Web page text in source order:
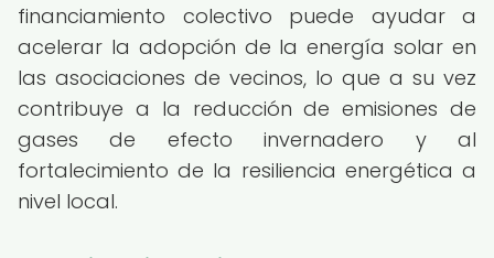
financiamiento colectivo puede ayudar a
acelerar la adopción de la energía solar en
las asociaciones de vecinos, lo que a su vez
contribuye a la reducción de emisiones de
gases de efecto invernadero y al
fortalecimiento de la resiliencia energética a
nivel local.